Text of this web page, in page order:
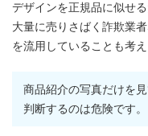
デザインを正規品に似せ
大量に売りさばく詐欺業
を流用していることも考え
商品紹介の写真だけを
判断するのは危険です。